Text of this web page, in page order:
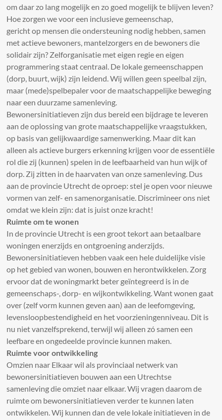
om daar zo lang mogelijk en zo goed mogelijk te blijven leven?
Hoe zorgen we voor een inclusieve gemeenschap,
gericht op mensen die ondersteuning nodig hebben, samen
met actieve bewoners, mantelzorgers en de bewoners die
solidair zijn? Zelforganisatie met eigen regie en eigen
programmering staat centraal. De lokale gemeenschappen
(dorp, buurt, wijk) zijn leidend. Wij willen geen speelbal zijn,
maar (mede)spelbepaler voor de maatschappelijke beweging
naar een duurzame samenleving.
Bewonersinitiatieven zijn dus bereid een bijdrage te leveren
aan de oplossing van grote maatschappelijke vraagstukken,
op basis van gelijkwaardige samenwerking. Maar dit kan
alleen als actieve burgers erkenning krijgen voor de essentiële
rol die zij (kunnen) spelen in de leefbaarheid van hun wijk of
dorp. Zij zitten in de haarvaten van onze samenleving. Dus
aan de provincie Utrecht de oproep: stel je open voor nieuwe
vormen van zelf- en samenorganisatie. Discrimineer ons niet
omdat we klein zijn: dat is juist onze kracht!
Ruimte om te wonen
In de provincie Utrecht is een groot tekort aan betaalbare
woningen enerzijds en ontgroening anderzijds.
Bewonersinitiatieven hebben vaak een hele duidelijke visie
op het gebied van wonen, bouwen en herontwikkelen. Zorg
ervoor dat de woningmarkt beter geïntegreerd is in de
gemeenschaps-, dorp- en wijkontwikkeling. Want wonen gaat
over (zelf vorm kunnen geven aan) aan de leefomgeving,
levensloopbestendigheid en het voorzieningenniveau. Dit is
nu niet vanzelfsprekend, terwijl wij alleen zó samen een
leefbare en ongedeelde provincie kunnen maken.
Ruimte voor ontwikkeling
Omzien naar Elkaar wil als provinciaal netwerk van
bewonersinitiatieven bouwen aan een Utrechtse
samenleving die omziet naar elkaar. Wij vragen daarom de
ruimte om bewonersinitiatieven verder te kunnen laten
ontwikkelen. Wij kunnen dan de vele lokale initiatieven in de